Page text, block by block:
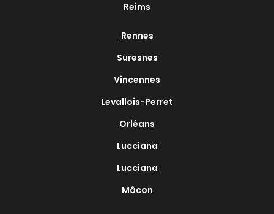
Reims
Rennes
Suresnes
Vincennes
Levallois-Perret
Orléans
Lucciana
Lucciana
Mâcon